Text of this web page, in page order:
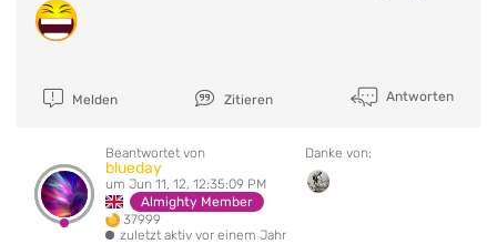
Melden Zitieren Antworten
Beantwortet von
blueday
um Jun 11, 12, 12:35:09 PM
Almighty Member
37999
zuletzt aktiv vor einem Jahr
Danke von: